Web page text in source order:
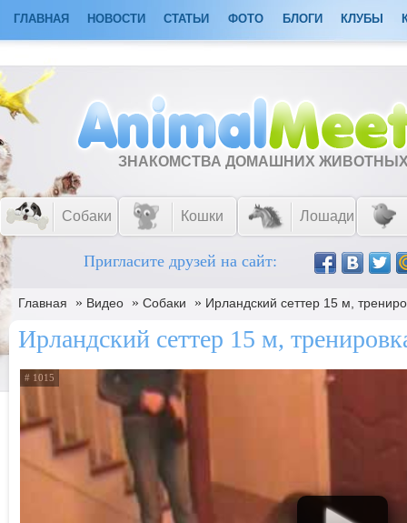
ГЛАВНАЯ НОВОСТИ СТАТЬИ ФОТО БЛОГИ КЛУБЫ
ЗНАКОМСТВА ДОМАШНИХ
Собаки Кошки Лошади
Пригласите друзей на сайт:
Главная » Видео » Собаки » Ирландский сеттер 15 м,
Ирландский сеттер 15 м,
# 1015